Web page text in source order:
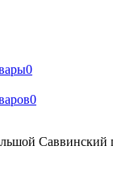
0
0
Саввинский